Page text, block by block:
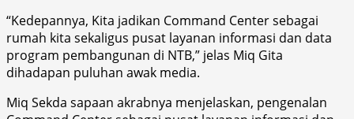
“Kedepannya, Kita jadikan Command Center sebagai
rumah kita sekaligus pusat layanan informasi dan data
program pembangunan di NTB,” jelas Miq Gita
dihadapan puluhan awak media.
Miq Sekda sapaan akrabnya menjelaskan, pengenalan